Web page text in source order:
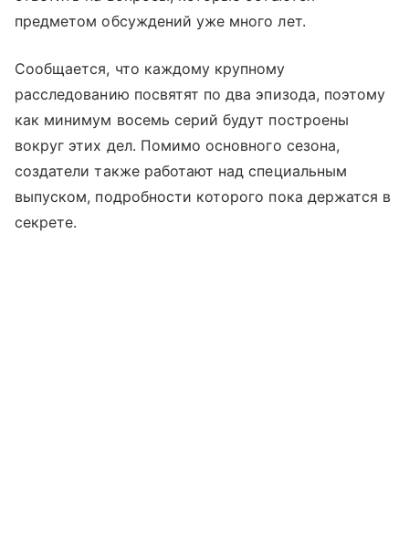
предметом обсуждений уже много лет.
Сообщается, что каждому крупному
расследованию посвятят по два эпизода, поэтому
как минимум восемь серий будут построены
вокруг этих дел. Помимо основного сезона,
создатели также работают над специальным
выпуском, подробности которого пока держатся в
секрете.